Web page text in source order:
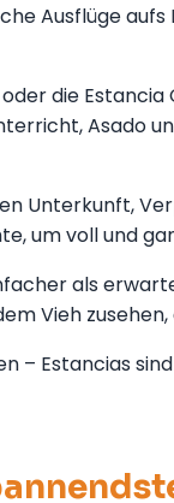
Ausflüge aufs
die
Asado
Unterkunft,
um voll und
als
Vieh
– Estancias